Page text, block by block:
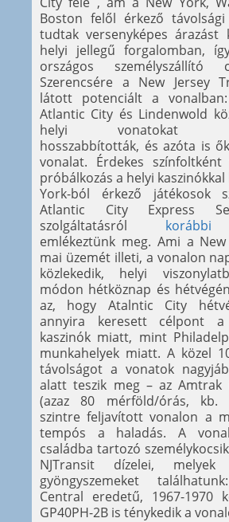
Boston felől érkező
tudtak versenyképes árazást
helyi jellegű forgalomban,
országos személyszállító
Szerencsére a New Jersey
látott potenciált a
Atlantic City és Lindenwold
helyi vonatokat
hosszabbították, és azóta is
vonalat. Érdekes
próbálkozás a helyi
York-ból érkező játékosok
Atlantic City Express
szolgáltatásról korábbi
emlékeztünk meg. Ami a
mai üzemét illeti, a vonalon
közlekedik, helyi
módon hétköznap és
az, hogy Atalntic City
annyira keresett célpont
kaszinók miatt, mint
munkahelyek miatt. A közel
távolságot a vonatok
alatt teszik meg – az Amtrak
(azaz 80 mérföld/órás, kb.
szintre feljavított vonalon a
tempós a haladás. A
családba tartozó
NJTransit dízelei,
gyöngyszemeket
Central eredetű, 1967-1970
GP40PH-2B is ténykedik a